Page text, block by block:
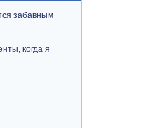
забавным
когда я